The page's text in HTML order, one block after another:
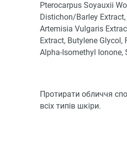
Pterocarpus Soyauxii
Distichon/Barley
Artemisia Vulgaris
Extract, Butylene
Alpha-Isomethyl Ionone,
Протирати обличчя
всіх типів шкіри.